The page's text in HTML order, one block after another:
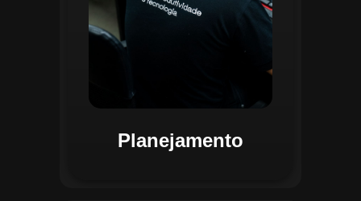
Planejamento